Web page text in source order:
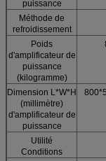
puissance
Méthode de
refroidissement
Poids
d'amplificateur de
puissance
(kilogramme)
Dimension L*W*H
(millimètre)
d'amplificateur de
puissance
Utilité
Conditions